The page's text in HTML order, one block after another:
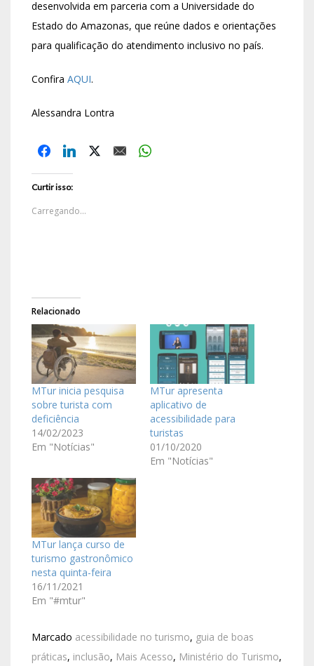
desenvolvida em parceria com a Universidade do
Estado do Amazonas, que reúne dados e orientações
para qualificação do atendimento inclusivo no país.
Confira AQUI.
Alessandra Lontra
Curtir isso:
Carregando...
Relacionado
MTur inicia pesquisa
sobre turista com
deficiência
14/02/2023
Em "Notícias"
MTur apresenta
aplicativo de
acessibilidade para
turistas
01/10/2020
Em "Notícias"
MTur lança curso de
turismo gastronômico
nesta quinta-feira
16/11/2021
Em "#mtur"
Marcado acessibilidade no turismo, guia de boas
práticas, inclusão, Mais Acesso, Ministério do Turismo,